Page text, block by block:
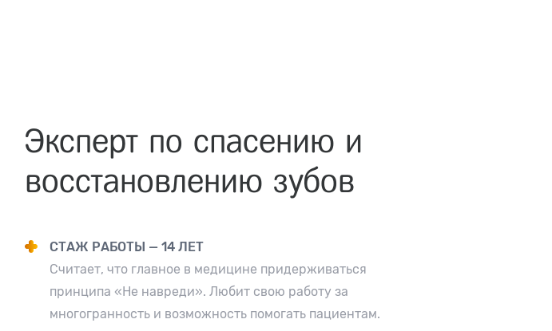
Эксперт по спасению и
восстановлению зубов
СТАЖ РАБОТЫ — 14 ЛЕТ
Считает, что главное в медицине придерживаться
принципа «Не навреди». Любит свою работу за
многогранность и возможность помогать пациентам.